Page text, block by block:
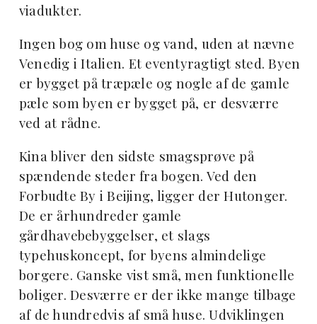
viadukter.
Ingen bog om huse og vand, uden at nævne
Venedig i Italien. Et eventyragtigt sted. Byen
er bygget på træpæle og nogle af de gamle
pæle som byen er bygget på, er desværre
ved at rådne.
Kina bliver den sidste smagsprøve på
spændende steder fra bogen. Ved den
Forbudte By i Beijing, ligger der Hutonger.
De er århundreder gamle
gårdhavebebyggelser, et slags
typehuskoncept, for byens almindelige
borgere. Ganske vist små, men funktionelle
boliger. Desværre er der ikke mange tilbage
af de hundredvis af små huse. Udviklingen